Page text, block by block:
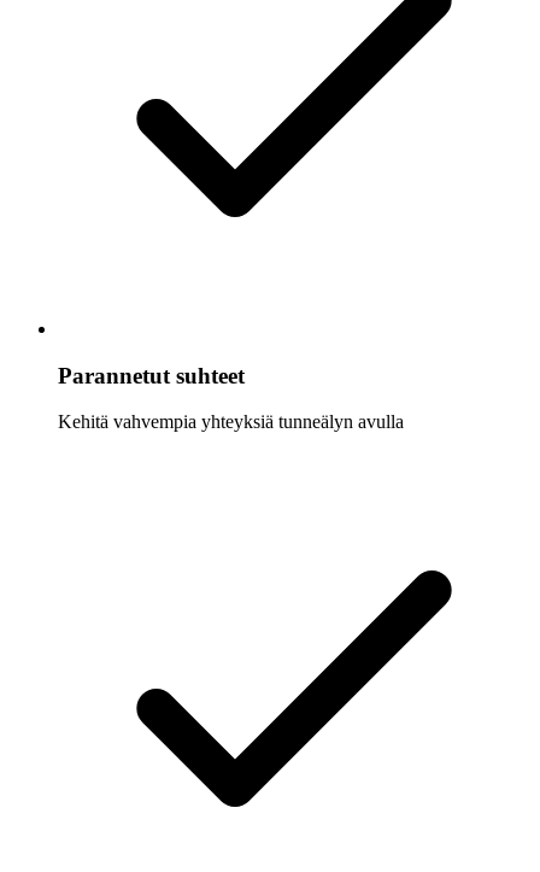
Parannetut suhteet
Kehitä vahvempia yhteyksiä tunneälyn avulla